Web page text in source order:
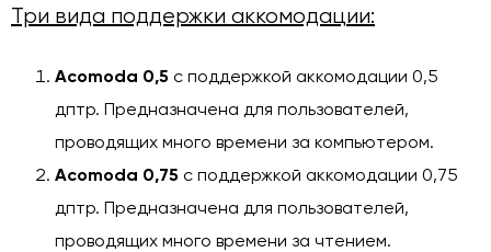
Три вида поддержки аккомодации:
Acomoda 0,5 с поддержкой аккомодации 0,5
дптр. Предназначена для пользователей,
проводящих много времени за компьютером.
Acomoda 0,75 с поддержкой аккомодации 0,75
дптр. Предназначена для пользователей,
проводящих много времени за чтением.